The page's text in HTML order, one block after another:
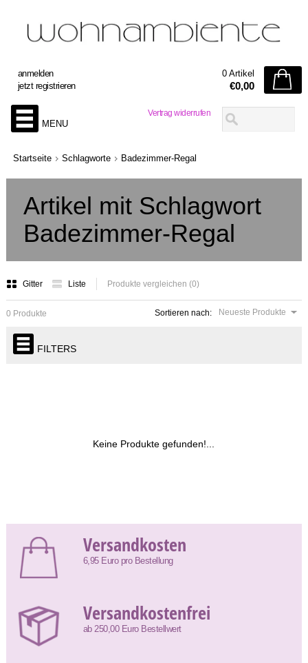
Vertrag widerrufen
anmelden
jetzt registrieren
0 Artikel
€0,00
MENU
Startseite Schlagworte Badezimmer-Regal
Artikel mit Schlagwort
Badezimmer-Regal
Gitter Liste Produkte vergleichen (0)
Sortieren nach: Neueste Produkte
0 Produkte
FILTERS
Keine Produkte gefunden!...
Versandkosten
6,95 Euro pro Bestellung
Versandkostenfrei
ab 250,00 Euro Bestellwert